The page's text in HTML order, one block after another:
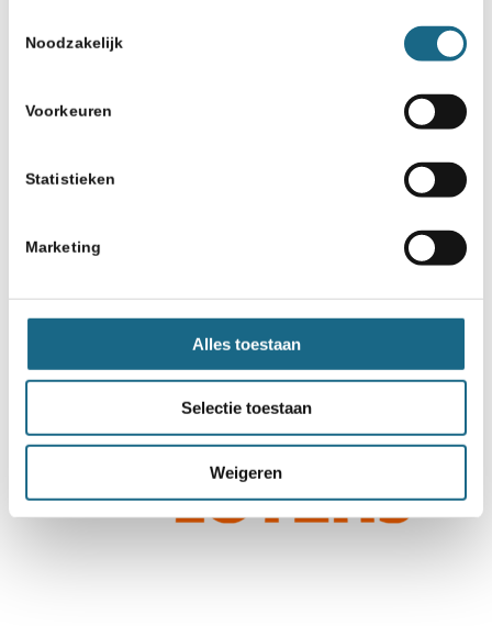
Noodzakelijk
Voorkeuren
Statistieken
Marketing
Alles toestaan
Selectie toestaan
Weigeren